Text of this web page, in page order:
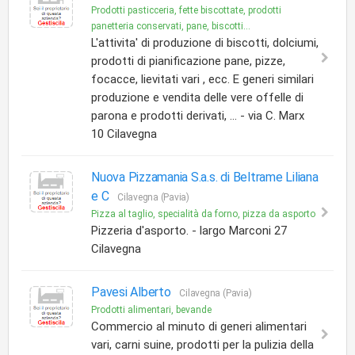
Prodotti pasticceria, fette biscottate, prodotti
panetteria conservati, pane, biscotti...
L'attivita' di produzione di biscotti, dolciumi,
prodotti di pianificazione pane, pizze,
focacce, lievitati vari , ecc. E generi similari
produzione e vendita delle vere offelle di
parona e prodotti derivati, ... - via C. Marx
10 Cilavegna
Nuova Pizzamania S.a.s. di Beltrame Liliana
e C
Cilavegna (Pavia)
Pizza al taglio, specialità da forno, pizza da asporto
Pizzeria d'asporto. - largo Marconi 27
Cilavegna
Pavesi Alberto
Cilavegna (Pavia)
Prodotti alimentari, bevande
Commercio al minuto di generi alimentari
vari, carni suine, prodotti per la pulizia della